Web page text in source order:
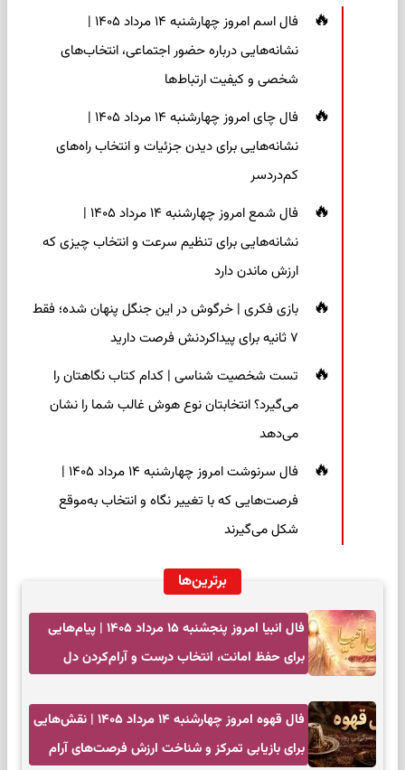
فال اسم امروز چهارشنبه ۱۴ مرداد ۱۴۰۵ |
نشانه‌هایی درباره حضور اجتماعی، انتخاب‌های
شخصی و کیفیت ارتباط‌ها
فال چای امروز چهارشنبه ۱۴ مرداد ۱۴۰۵ |
نشانه‌هایی برای دیدن جزئیات و انتخاب راه‌های
کم‌دردسر
فال شمع امروز چهارشنبه ۱۴ مرداد ۱۴۰۵ |
نشانه‌هایی برای تنظیم سرعت و انتخاب چیزی که
ارزش ماندن دارد
بازی فکری | خرگوش در این جنگل پنهان شده؛ فقط
۷ ثانیه برای پیداکردنش فرصت دارید
تست شخصیت شناسی | کدام کتاب نگاهتان را
می‌گیرد؟ انتخابتان نوع هوش غالب شما را نشان
می‌دهد
فال سرنوشت امروز چهارشنبه ۱۴ مرداد ۱۴۰۵ |
فرصت‌هایی که با تغییر نگاه و انتخاب به‌موقع
شکل می‌گیرند
برترین‌ها
فال انبیا امروز پنجشنبه ۱۵ مرداد ۱۴۰۵ | پیام‌هایی
برای حفظ امانت، انتخاب درست و آرام‌کردن دل
فال قهوه امروز چهارشنبه ۱۴ مرداد ۱۴۰۵ | نقش‌هایی
برای بازیابی تمرکز و شناخت ارزش فرصت‌های آرام